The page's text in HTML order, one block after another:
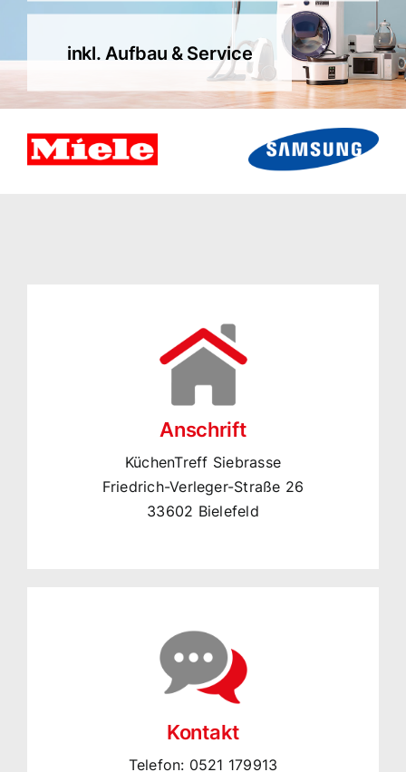
inkl. Aufbau & Service
Anschrift
KüchenTreff Siebrasse
Friedrich-Verleger-Straße 26
33602 Bielefeld
Kontakt
Telefon: 0521 179913